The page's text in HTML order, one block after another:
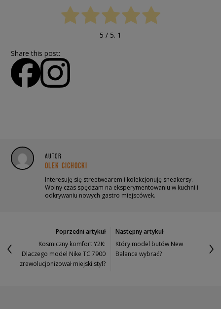
5 / 5. 1
Share this post:
AUTOR
OLEK CICHOCKI
Interesuję się streetwearem i kolekcjonuję sneakersy.
Wolny czas spędzam na eksperymentowaniu w kuchni i
odkrywaniu nowych gastro miejscówek.
Poprzedni artykuł
Kosmiczny komfort Y2K:
Dlaczego model Nike TC 7900
zrewolucjonizował miejski styl?
Następny artykuł
Który model butów New
Balance wybrać?